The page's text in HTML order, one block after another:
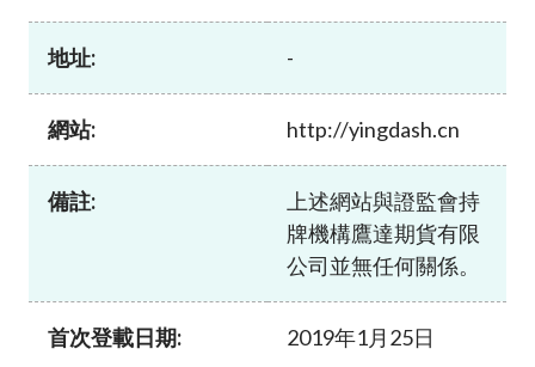
資料庫
新聞稿及公布
加入本會
地址: -
網站: http://yingdash.cn
備註:
上述網站與證監會持
牌機構鷹達期貨有限
公司並無任何關係。
首次登載日期: 2019年1月25日